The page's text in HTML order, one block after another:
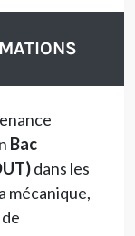
Bac
dans les
mécanique,